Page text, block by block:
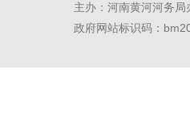
主办：河南黄河河务
政府网站标识码：